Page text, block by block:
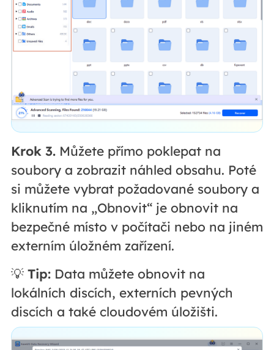
Krok 3.Můžete přímo poklepat na
soubory a zobrazit náhled obsahu. Poté
si můžete vybrat požadované soubory a
kliknutím na „Obnovit“ je obnovit na
bezpečné místo v počítači nebo na jiném
externím úložném zařízení.
💡 Tip:Data můžete obnovit na
lokálních discích, externích pevných
discích a také cloudovém úložišti.